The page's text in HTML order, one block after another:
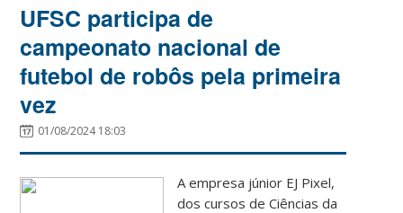
UFSC participa de
campeonato nacional de
futebol de robôs pela primeira
vez
01/08/2024 18:03
A empresa júnior EJ Pixel,
dos cursos de Ciências da